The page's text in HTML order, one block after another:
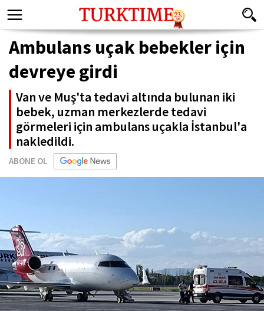
Ambulans uçak bebekler için
devreye girdi
Van ve Muş'ta tedavi altında bulunan iki
bebek, uzman merkezlerde tedavi
görmeleri için ambulans uçakla İstanbul'a
nakledildi.
ABONE OL